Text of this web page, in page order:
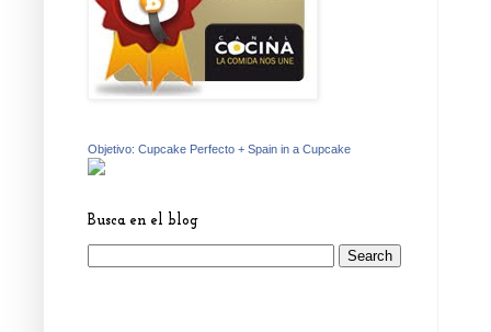
Objetivo: Cupcake Perfecto + Spain in a Cupcake
Busca en el blog